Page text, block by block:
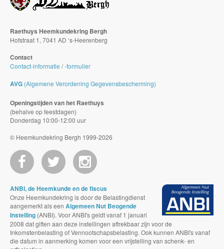
Raethuys Heemkundekring Bergh
Hofstraat 1, 7041 AD ‘s-Heerenberg
Contact
Contact-informatie /-formulier
AVG (Algemene Verordening Gegevensbescherming)
Openingstijden van het Raethuys
(behalve op feestdagen)
Donderdag 10:00-12:00 uur
© Heemkundekring Bergh 1999-2026
ANBI, de Heemkunde en de fiscus
Onze Heemkundekring is door de Belastingdienst
aangemerkt als een Algemeen Nut Beogende
Instelling (ANBI). Voor ANBI's geldt vanaf 1 januari
2008 dat giften aan deze instellingen aftrekbaar zijn voor de
Inkomstenbelasting of Vennootschapsbelasting. Ook kunnen ANBI's vanaf
die datum in aanmerking komen voor een vrijstelling van schenk- en